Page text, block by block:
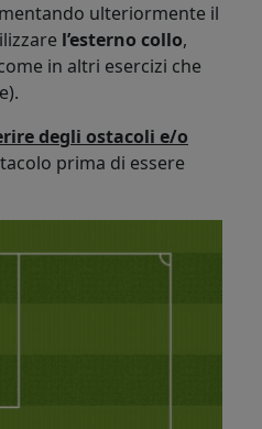
ulteriormente il
l’esterno collo,
in altri esercizi che
degli ostacoli e/o
prima di essere